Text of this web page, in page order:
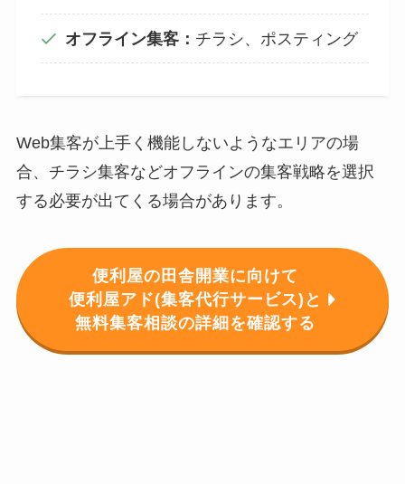
オフライン集客： チラシ、ポスティング
Web集客が上手く機能しないようなエリアの場
合、チラシ集客などオフラインの集客戦略を選択
する必要が出てくる場合があります。
便利屋の田舎開業に向けて
便利屋アド(集客代行サービス)と
無料集客相談の詳細を確認する